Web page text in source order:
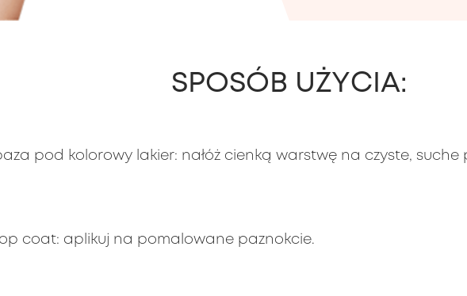
SPOSÓB UŻYCIA:
pod kolorowy lakier: nałóż cienką warstwę na czyste, suche
coat: aplikuj na pomalowane paznokcie.